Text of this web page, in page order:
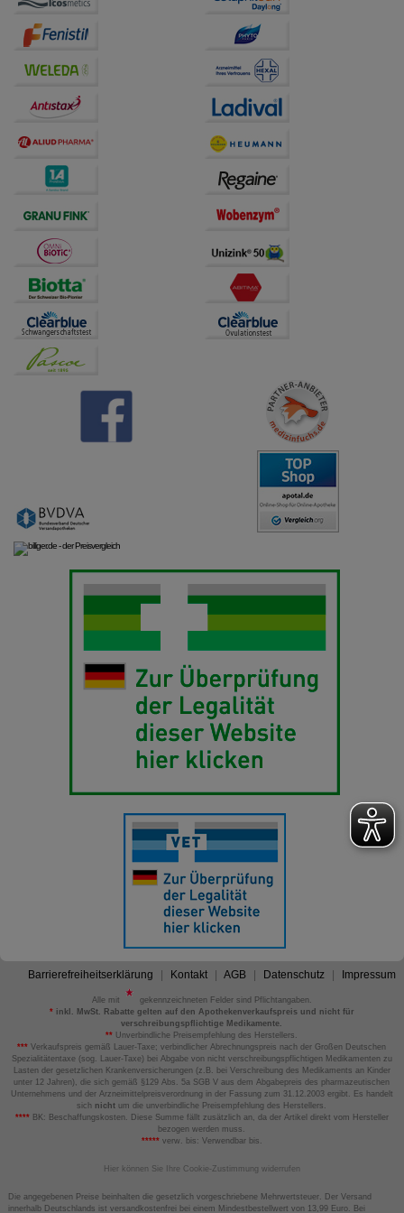
auf unserer Website aber auch die Werbung auf
Drittseiten möglichst relevant für Sie zu gestalten.
Bitte beachten Sie, dass Daten hierfür teilweise an
Dritte wie z.B. Google oder soziale Medien
übertragen werden.
Barrierefreiheitserklärung Kontakt AGB Datenschutz Impressum
Alle mit
gekennzeichneten Felder sind Pflichtangaben.
*inkl. MwSt. Rabatte gelten auf den Apothekenverkaufspreis und nicht für
verschreibungspflichtige Medikamente.
** Unverbindliche Preisempfehlung des Herstellers.
*** Verkaufspreis gemäß Lauer-Taxe; verbindlicher Abrechnungspreis nach der Großen Deutschen
Spezialitätentaxe (sog. Lauer-Taxe) bei Abgabe von nicht verschreibungspflichtigen Medikamenten zu
Lasten der gesetzlichen Krankenversicherungen (z.B. bei Verschreibung des Medikaments an Kinder
unter 12 Jahren), die sich gemäß §129 Abs. 5a SGB V aus dem Abgabepreis des pharmazeutischen
Unternehmens und der Arzneimittelpreisverordnung in der Fassung zum 31.12.2003 ergibt. Es handelt
sich nicht um die unverbindliche Preisempfehlung des Herstellers.
****BK: Beschaffungskosten. Diese Summe fällt zusätzlich an, da der Artikel direkt vom Hersteller
bezogen werden muss.
*****verw. bis: Verwendbar bis.
Hier können Sie Ihre Cookie-Zustimmung widerrufen
Die angegebenen Preise beinhalten die gesetzlich vorgeschriebene Mehrwertsteuer. Der Versand
innerhalb Deutschlands ist versandkostenfrei bei einem Mindestbestellwert von 13,99 Euro. Bei